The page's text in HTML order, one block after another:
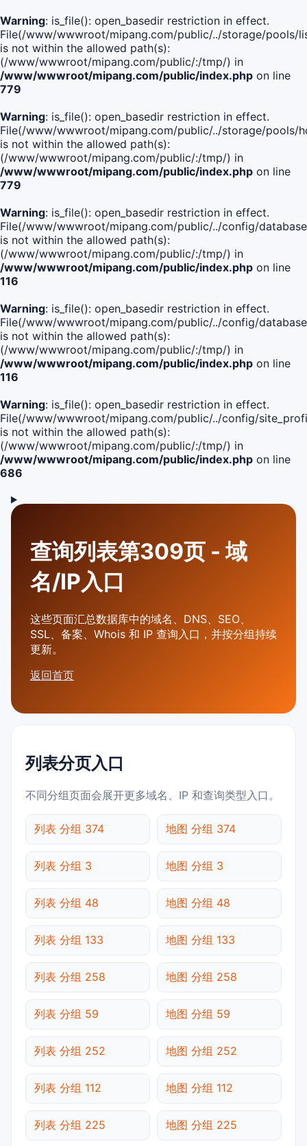
Warning: is_file(): open_basedir restriction in effect.
File(/www/wwwroot/mipang.com/public/../storage/pools/
is not within the allowed path(s):
(/www/wwwroot/mipang.com/public/:/tmp/) in
/www/wwwroot/mipang.com/public/index.php on line
779
Warning: is_file(): open_basedir restriction in effect.
File(/www/wwwroot/mipang.com/public/../storage/pools/
is not within the allowed path(s):
(/www/wwwroot/mipang.com/public/:/tmp/) in
/www/wwwroot/mipang.com/public/index.php on line
779
Warning: is_file(): open_basedir restriction in effect.
File(/www/wwwroot/mipang.com/public/../config/
is not within the allowed path(s):
(/www/wwwroot/mipang.com/public/:/tmp/) in
/www/wwwroot/mipang.com/public/index.php on line
116
Warning: is_file(): open_basedir restriction in effect.
File(/www/wwwroot/mipang.com/public/../config/
is not within the allowed path(s):
(/www/wwwroot/mipang.com/public/:/tmp/) in
/www/wwwroot/mipang.com/public/index.php on line
116
Warning: is_file(): open_basedir restriction in effect.
File(/www/wwwroot/mipang.com/public/../config/
is not within the allowed path(s):
(/www/wwwroot/mipang.com/public/:/tmp/) in
/www/wwwroot/mipang.com/public/index.php on line
686
查询列表第309页 - 域
名/IP入口
这些页面汇总数据库中的域名、DNS、SEO、
SSL、备案、Whois 和 IP 查询入口，并按分组持续
更新。
返回首页
列表分页入口
不同分组页面会展开更多域名、IP 和查询类型入口。
列表 分组 374 地图 分组 374
列表 分组 3 地图 分组 3
列表 分组 48 地图 分组 48
列表 分组 133 地图 分组 133
列表 分组 258 地图 分组 258
列表 分组 59 地图 分组 59
列表 分组 252 地图 分组 252
列表 分组 112 地图 分组 112
列表 分组 225 地图 分组 225